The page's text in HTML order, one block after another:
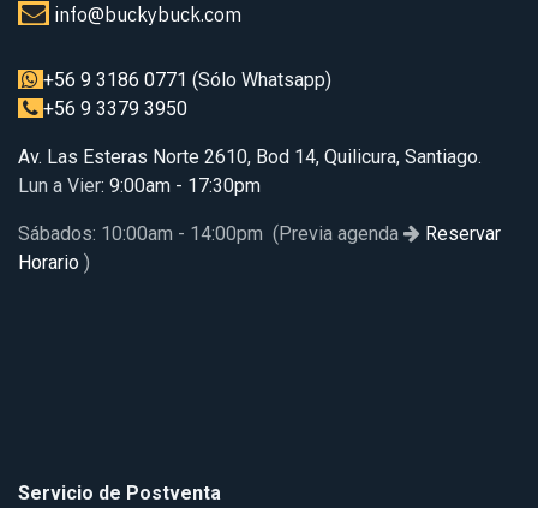
info@buckybuck.com
+56 9 3186 0771 (Sólo Whatsapp)
+56 9 3379 3950
Av. Las Esteras Norte 2610, Bod 14, Quilicura, Santiago.
Lun a Vier: 9:00am - 17:30pm
Sábados: 10:00am - 14:00pm (Previa agenda
Reservar
Horario )
Servicio de Postventa